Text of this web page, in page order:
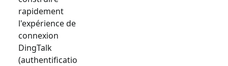
rapidement
l'expérience de
connexion
DingTalk
(authentificatio